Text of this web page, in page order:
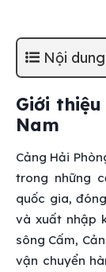
Nội
Giới
Nam
Cảng Hải
trong những
quốc gia,
và xuất nhập
sông Cấm,
vận chuyển